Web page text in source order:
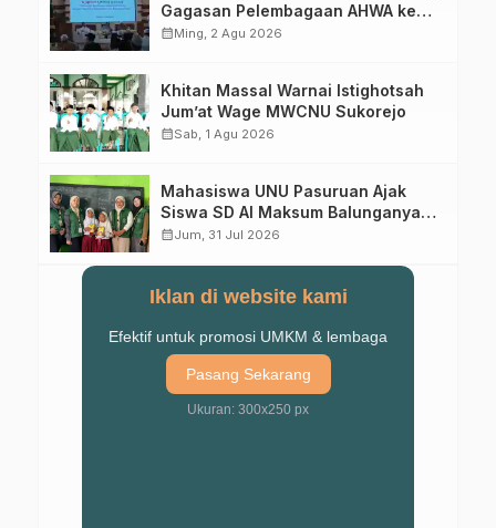
Gagasan Pelembagaan AHWA ke
Forum Muktamar Mendatang
calendar_monthMing, 2 Agu 2026
Khitan Massal Warnai Istighotsah
Jum’at Wage MWCNU Sukorejo
calendar_monthSab, 1 Agu 2026
Mahasiswa UNU Pasuruan Ajak
Siswa SD Al Maksum Balunganyar
Kuasai Penjumlahan Bersusun
calendar_monthJum, 31 Jul 2026
Iklan di website kami
Efektif untuk promosi UMKM & lembaga
Pasang Sekarang
Ukuran: 300x250 px